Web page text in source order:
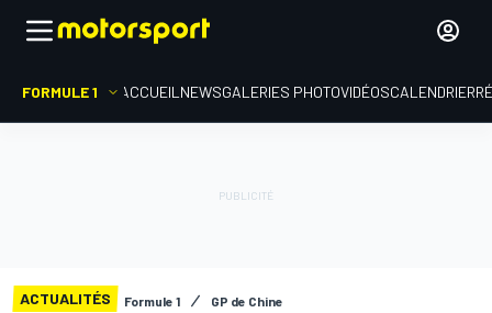
FORMULE 1 ACCUEIL NEWSGALERIES PHOTOVIDÉOSCALENDRIER
ACTUALITÉS Formule 1 GP de Chine